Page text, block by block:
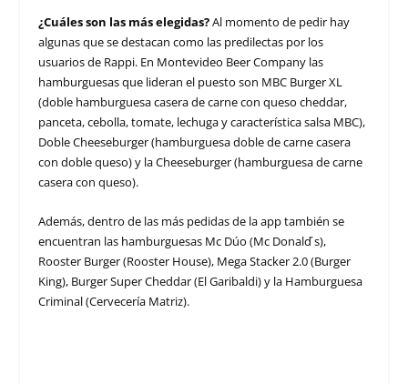
¿Cuáles son las más elegidas?Al momento de pedir hay
algunas que se destacan como las predilectas por los
usuarios de Rappi. En Montevideo Beer Company las
hamburguesas que lideran el puesto son MBC Burger XL
(doble hamburguesa casera de carne con queso cheddar,
panceta, cebolla, tomate, lechuga y característica salsa MBC),
Doble Cheeseburger (hamburguesa doble de carne casera
con doble queso) y la Cheeseburger (hamburguesa de carne
casera con queso).
Además, dentro de las más pedidas de la app también se
encuentran las hamburguesas Mc Dúo (Mc Donald ́s),
Rooster Burger (Rooster House), Mega Stacker 2.0 (Burger
King), Burger Super Cheddar (El Garibaldi) y la Hamburguesa
Criminal (Cervecería Matriz).